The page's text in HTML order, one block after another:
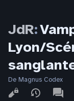
JdR:
Lyon/
De Magnus Codex
Affichages
pages